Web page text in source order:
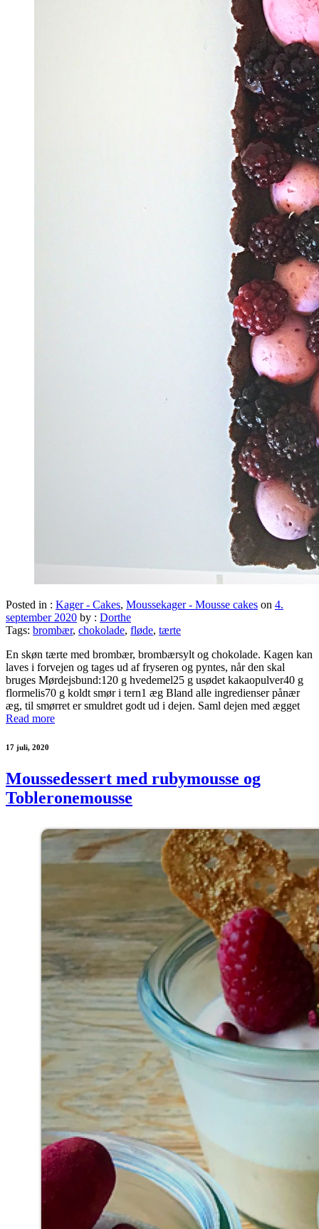
Posted in : Kager - Cakes, Moussekager - Mousse cakes on 4.
september 2020 by : Dorthe
Tags: brombær, chokolade, fløde, tærte
En skøn tærte med brombær, brombærsylt og chokolade. Kagen kan
laves i forvejen og tages ud af fryseren og pyntes, når den skal
bruges Mørdejsbund:120 g hvedemel25 g usødet kakaopulver40 g
flormelis70 g koldt smør i tern1 æg Bland alle ingredienser pånær
æg, til smørret er smuldret godt ud i dejen. Saml dejen med ægget
Read more
17 juli, 2020
Moussedessert med rubymousse og
Tobleronemousse